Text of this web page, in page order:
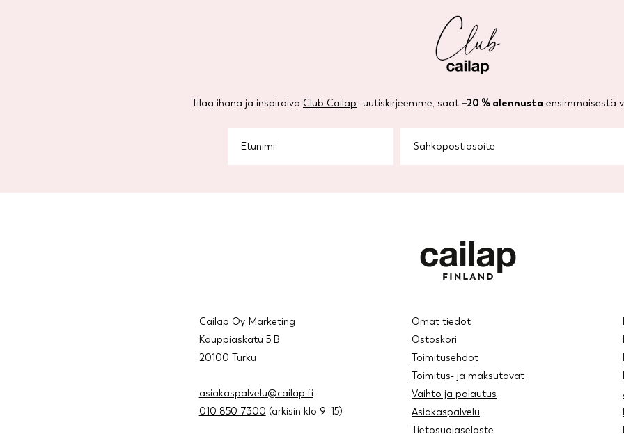
Tilaa ihana ja inspiroiva Club Cailap -uutiskirjeemme, saat –20 % alennusta ensimmäisestä
Cailap Oy Marketing
Kauppiaskatu 5 B
20100 Turku
asiakaspalvelu@cailap.fi
010 850 7300 (arkisin klo 9–15)
Omat tiedot
Ostoskori
Toimitusehdot
Toimitus- ja maksutavat
Vaihto ja palautus
Asiakaspalvelu
Tietosuojaseloste